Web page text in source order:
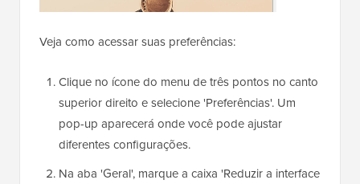
Veja como acessar suas preferências:
Clique no ícone do menu de três pontos no canto
superior direito e selecione 'Preferências'. Um
pop-up aparecerá onde você pode ajustar
diferentes configurações.
Na aba 'Geral', marque a caixa 'Reduzir a interface